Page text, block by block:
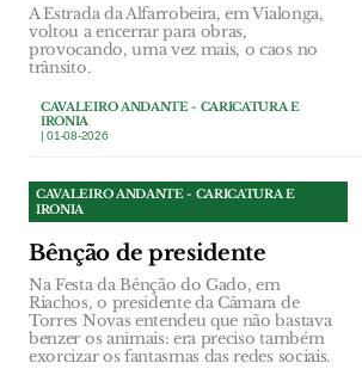
A Estrada da Alfarrobeira, em Vialonga,
voltou a encerrar para obras,
provocando, uma vez mais, o caos no
trânsito.
CAVALEIRO ANDANTE - CARICATURA E
IRONIA
| 01-08-2026
CAVALEIRO ANDANTE - CARICATURA E
IRONIA
Bênção de presidente
Na Festa da Bênção do Gado, em
Riachos, o presidente da Câmara de
Torres Novas entendeu que não bastava
benzer os animais: era preciso também
exorcizar os fantasmas das redes sociais.